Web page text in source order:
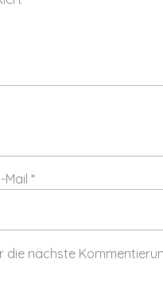
Mail*
die nächste